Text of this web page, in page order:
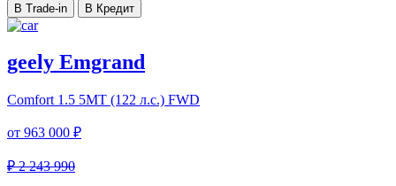
В Trade-in В Кредит
geely Emgrand
Comfort 1.5 5MT (122 л.с.) FWD
от 963 000 ₽
₽ 2 243 990